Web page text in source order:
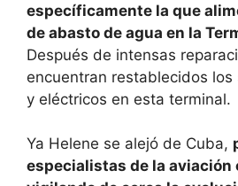
específicamente la que
de abasto de agua en la
Después de intensas
encuentran restablecidos los
y eléctricos en esta terminal.
Ya Helene se alejó de Cuba,
especialistas de la aviación